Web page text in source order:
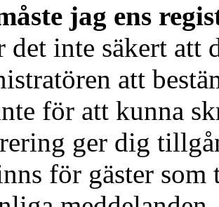
jag ens
det inte säkert att
att
för att kunna
ger dig
för gäster